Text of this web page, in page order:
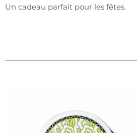
Un cadeau parfait pour les fêtes.